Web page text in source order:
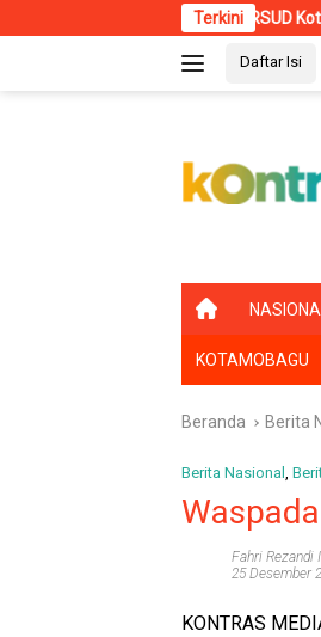
ke
Terkini
RSUD Kotamobagu Dampingi Wali
Daftar Isi
B
R
A
D
KOTAMOBAGU
Beranda Berita
Berita Nasional ,
Fahri Rezandi
25 Desember
KONTRAS